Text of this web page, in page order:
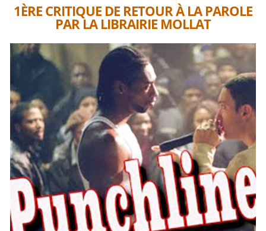
1ÈRE CRITIQUE DE RETOUR À LA PAROLE
PAR LA LIBRAIRIE MOLLAT